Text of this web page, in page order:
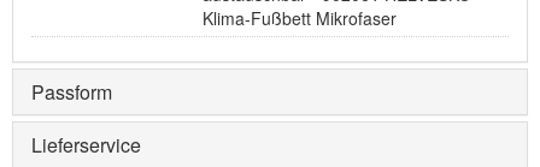
Klima-Fußbett Mikrofaser
Passform
Lieferservice